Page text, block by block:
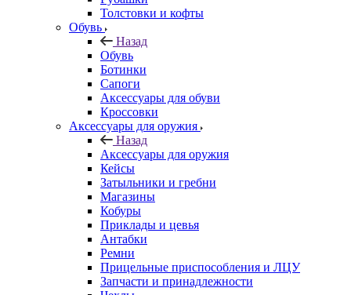
Толстовки и кофты
Обувь
Назад
Обувь
Ботинки
Сапоги
Аксессуары для обуви
Кроссовки
Аксессуары для оружия
Назад
Аксессуары для оружия
Кейсы
Затыльники и гребни
Магазины
Кобуры
Приклады и цевья
Антабки
Ремни
Прицельные приспособления и ЛЦУ
Запчасти и принадлежности